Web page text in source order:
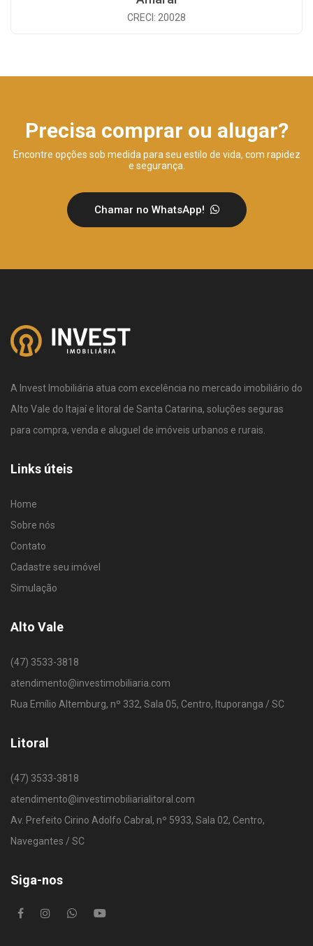
CRECI: 20028
Precisa comprar ou alugar?
Encontre opções sob medida para seu estilo de vida, com rapidez
e segurança.
Chamar no WhatsApp!
A Invest Imobiliária atua com excelência no mercado imobiliário do
Alto Vale do Itajaí e litoral de Santa Catarina, soluções seguras
para compra, venda e aluguel de imóveis urbanos e rurais.
Links úteis
Home
Sobre nós
Contato
Cadastre seu imóvel
Simulação
Alto Vale
(47) 3533-3818
atendimento@investimobiliaria.com
Rua Emílio Altemburg, nº 332, Sala 05, Centro, Ituporanga / SC
Litoral
(47) 3533-3818
atendimento@investimobiliarialitoral.com
Av. Prefeito Cirino Adolfo Cabral, nº 5933, Sala 02, Centro,
Navegantes / SC
Siga-nos